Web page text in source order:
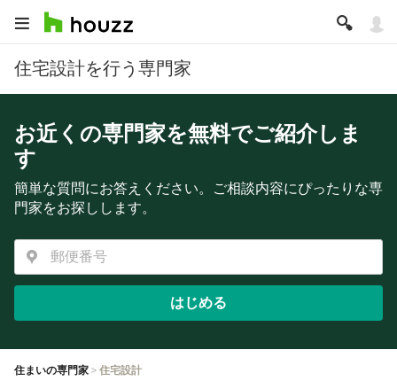
住宅設計を行う専門家
お近くの専門家を無料でご紹介しま
す
簡単な質問にお答えください。ご相談内容にぴったりな専
門家をお探しします。
はじめる
住まいの専門家 住宅設計